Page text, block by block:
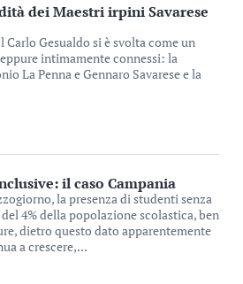
dei Maestri irpini Savarese
Gesualdo si è svolta come un
intimamente connessi: la
La Penna e Gennaro Savarese e la
il caso Campania
la presenza di studenti senza
4% della popolazione scolastica, ben
dietro questo dato apparentemente
a crescere,...